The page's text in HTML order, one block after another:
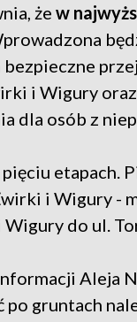
że w
i Wigury oraz
dla osób z
etapach.
i Wigury -
do ul.
Aleja
po gruntach